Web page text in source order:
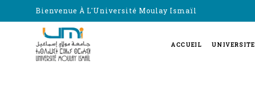
Bienvenue À L'Université Moulay Ismaïl
ACCUEIL UNIVERSITE